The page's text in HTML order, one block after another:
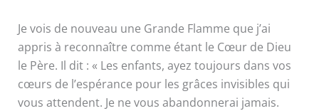
Je vois de nouveau une Grande Flamme que j’ai
appris à reconnaître comme étant le Cœur de Dieu
le Père. Il dit : « Les enfants, ayez toujours dans vos
cœurs de l’espérance pour les grâces invisibles qui
vous attendent. Je ne vous abandonnerai jamais.